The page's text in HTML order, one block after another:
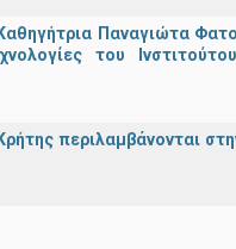
Παναγιώτα
του
περιλαμβάνονται